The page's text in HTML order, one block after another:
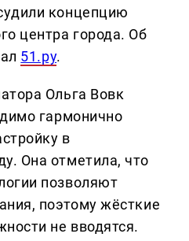
концепцию
центра города. Об
51.ру.
Ольга Вовк
гармонично
в
Она отметила, что
позволяют
поэтому жёсткие
не вводятся.